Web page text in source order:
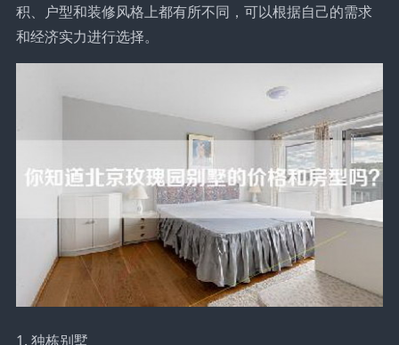
积、户型和装修风格上都有所不同，可以根据自己的需求
和经济实力进行选择。
1. 独栋别墅